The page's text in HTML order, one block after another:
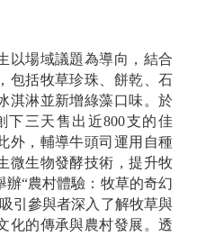
以場域議題為導向，結合
包括牧草珍珠、餅乾、石
淇淋並新增綠藻口味。於
下三天售出近800支的佳
外，輔導牛頭司運用自種
微生物發酵技術，提升牧
“農村體驗：牧草的奇幻
引參與者深入了解牧草與
化的傳承與農村發展。透